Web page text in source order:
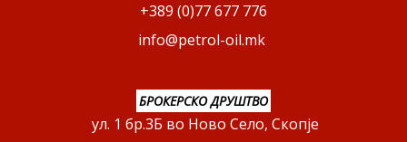
+389 (0)77 677 776
info@petrol-oil.mk
БРОКЕРСКО ДРУШТВО
ул. 1 бр.3Б во Ново Село, Скопје